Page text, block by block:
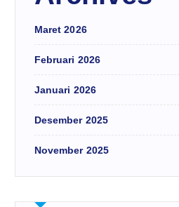
Maret 2026
Februari 2026
Januari 2026
Desember 2025
November 2025